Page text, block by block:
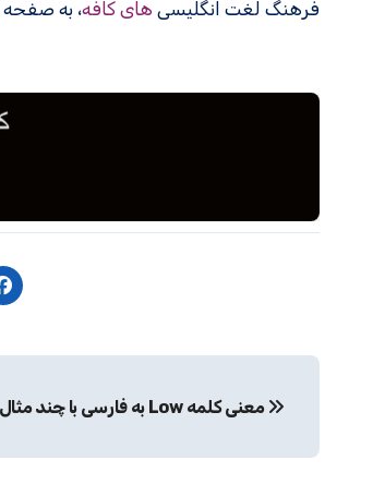
فرهنگ لغت انگلیسی های کافه، به صفحه
نوشتهمعنی کلمه Low به فارسی با چند مثال